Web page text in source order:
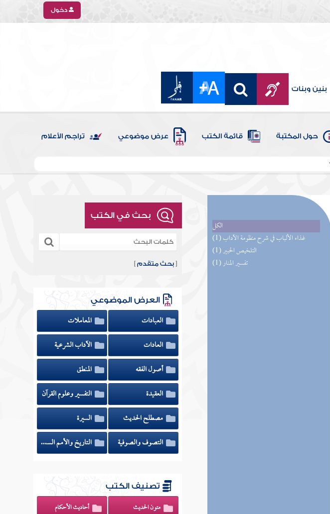
دخول
بنين وبنات
حول المكتبة قائمة الكتب عرض موضوعي تراجم الأعلام
الكل
(1) غذاء الألباب في شرح منظومة الآداب
(1) التلخيص الحبير
(1) تفسير المنار
بحث في الكتب
[بحث متقدم ]
العرض الموضوعي
العبادات
المعاملات
العادات
الآداب الشرعية
أصول الفقه
المنطق
العقيدة
التفسير وعلوم القرآن
مصطلح الحديث
السيرة
التصوف والصوفية
التاريخ والأمم السابقة
تصنيف الكتب
متون الحديث أحاديث الأحكام